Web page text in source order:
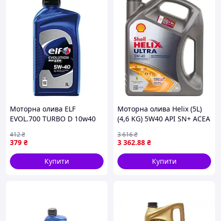
Моторна олива ELF
EVOL.700 TURBO D 10w40
379 ₴
412₴
Купити
Моторна олива Helix (5L)
(4,6 KG) 5W40 API SN+ ACEA
CHRYSLER MS-10725 CHRY
3 362.88 ₴
3 616₴
Купити